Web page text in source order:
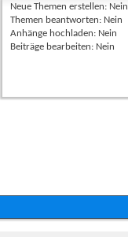
Neue Themen erstellen: Nein
Themen beantworten: Nein
Anhänge hochladen: Nein
Beiträge bearbeiten: Nein